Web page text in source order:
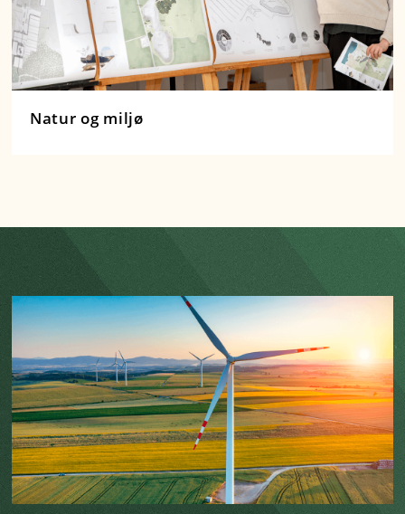
Natur og miljø